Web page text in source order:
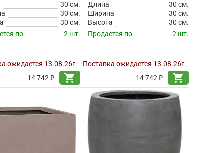
30 см.
30 см.
30 см.
по
2 шт.
ожидается 13.08.26г.
14 742 ₽
shopping_cart
Длина
30 см.
Ширина
30 см.
Высота
30 см.
Продается по
2 шт.
Поставка ожидается 13.08.26г.
14 742 ₽
shopping_cart